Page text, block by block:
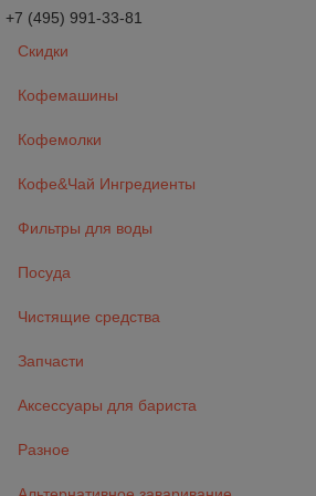
+7 (495) 991-33-81
Скидки
Кофемашины
Кофемолки
Кофе&Чай Ингредиенты
Фильтры для воды
Посуда
Чистящие средства
Запчасти
Аксессуары для бариста
Разное